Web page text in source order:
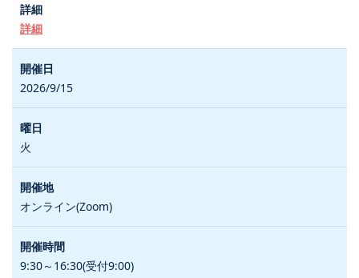
詳細
2026/9/15
火
オンライン(Zoom)
9:30～16:30(受付9:00)